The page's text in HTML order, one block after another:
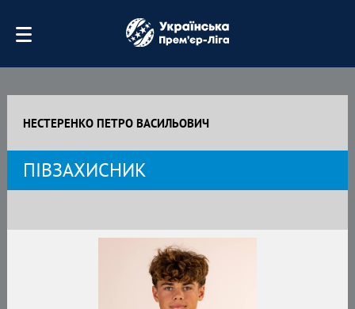
НЕСТЕРЕНКО ПЕТРО ВАСИЛЬОВИЧ
ПІВЗАХИСНИК